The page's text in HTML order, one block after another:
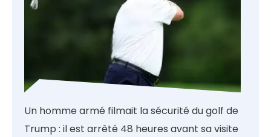
Un homme armé filmait la sécurité du golf de
Trump : il est arrêté 48 heures avant sa visite